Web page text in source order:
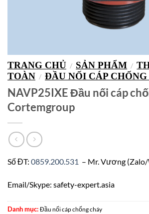
TRANG CHỦ / SẢN PHẨM /
TOÀN / ĐẦU NỐI CÁP
NAVP25IXE Đầu nối cáp
Cortemgroup
Số ĐT: 0859.200.531 – Mr. Vương
Email/Skype: safety-expert.asia
Danh mục: Đầu nối cáp chống cháy